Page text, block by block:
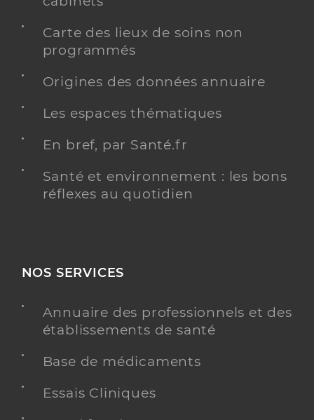
Carte des lieux de soins non
programmés
Origines des données annuaire
Les espaces thématiques
En bref, par Santé.fr
Santé et environnement : les bons
réflexes au quotidien
NOS SERVICES
Annuaire des professionnels et des
établissements de santé
Base de médicaments
Essais Cliniques